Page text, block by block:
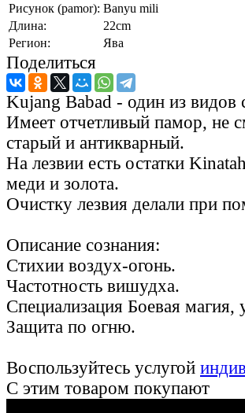
Рисунок (pamor): Banyu mili
Длина:
22cm
Регион:
Ява
Поделиться
Kujang Babad - один из
Имеет отчетливый памор, не
старый и антикварный.
На лезвии есть остатки
меди и золота.
Очистку лезвия делали при
Описание сознания:
Стихии воздух-огонь.
Частотность вишудха.
Специализация Боевая
Защита по огню.
Воспользуйтесь услугой
С этим товаром покупают